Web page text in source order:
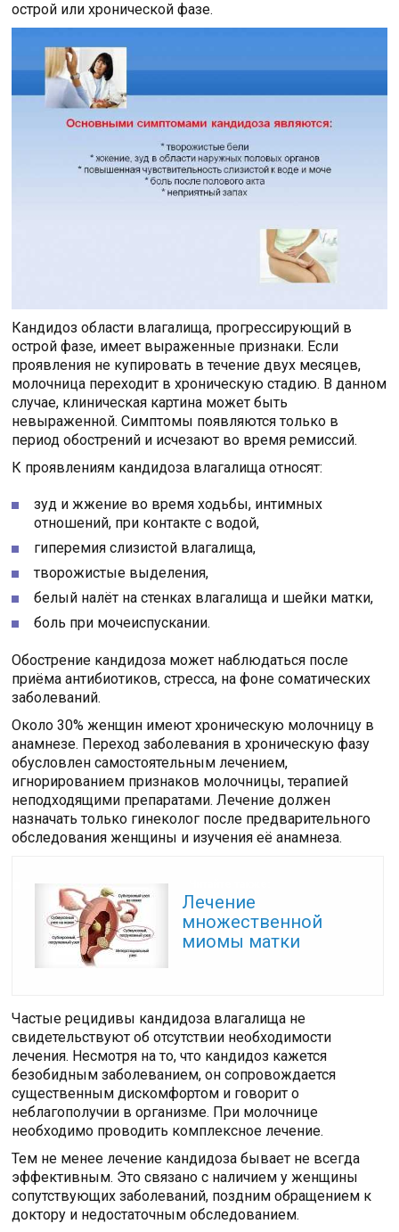
острой или хронической фазе.
Кандидоз области влагалища, прогрессирующий в
острой фазе, имеет выраженные признаки. Если
проявления не купировать в течение двух месяцев,
молочница переходит в хроническую стадию. В данном
случае, клиническая картина может быть
невыраженной. Симптомы появляются только в
период обострений и исчезают во время ремиссий.
К проявлениям кандидоза влагалища относят:
зуд и жжение во время ходьбы, интимных
отношений, при контакте с водой,
гиперемия слизистой влагалища,
творожистые выделения,
белый налёт на стенках влагалища и шейки матки,
боль при мочеиспускании.
Обострение кандидоза может наблюдаться после
приёма антибиотиков, стресса, на фоне соматических
заболеваний.
Около 30% женщин имеют хроническую молочницу в
анамнезе. Переход заболевания в хроническую фазу
обусловлен самостоятельным лечением,
игнорированием признаков молочницы, терапией
неподходящими препаратами. Лечение должен
назначать только гинеколог после предварительного
обследования женщины и изучения её анамнеза.
Лечение
множественной
миомы матки
Частые рецидивы кандидоза влагалища не
свидетельствуют об отсутствии необходимости
лечения. Несмотря на то, что кандидоз кажется
безобидным заболеванием, он сопровождается
существенным дискомфортом и говорит о
неблагополучии в организме. При молочнице
необходимо проводить комплексное лечение.
Тем не менее лечение кандидоза бывает не всегда
эффективным. Это связано с наличием у женщины
сопутствующих заболеваний, поздним обращением к
доктору и недостаточным обследованием.